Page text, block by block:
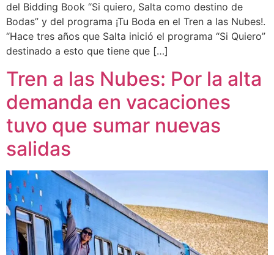
del Bidding Book “Si quiero, Salta como destino de
Bodas” y del programa ¡Tu Boda en el Tren a las Nubes!.
“Hace tres años que Salta inició el programa “Si Quiero”
destinado a esto que tiene que […]
Tren a las Nubes: Por la alta
demanda en vacaciones
tuvo que sumar nuevas
salidas